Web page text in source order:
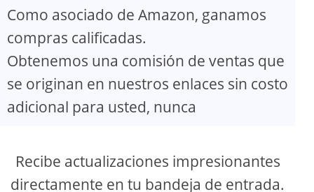
Como asociado de Amazon, ganamos
compras calificadas.
Obtenemos una comisión de ventas que
se originan en nuestros enlaces sin costo
adicional para usted, nunca
Recibe actualizaciones impresionantes
directamente en tu bandeja de entrada.